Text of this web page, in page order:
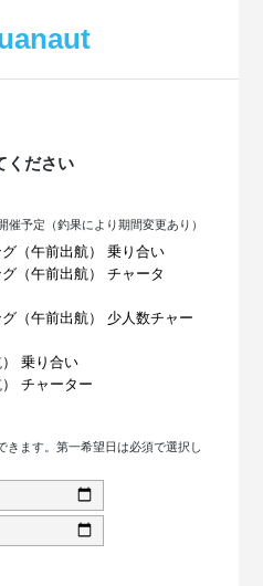
ください
催予定（釣果により期間変更あり）
（午前出航） 乗り合い
（午前出航） チャータ
（午前出航） 少人数チャー
乗り合い
チャーター
きます。第一希望日は必須で選択し